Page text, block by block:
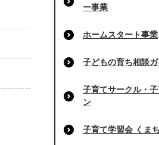
ー事業
ホームスタート事業
子どもの育ち相談
子育てサークル・
ン
子育て学習会 くま